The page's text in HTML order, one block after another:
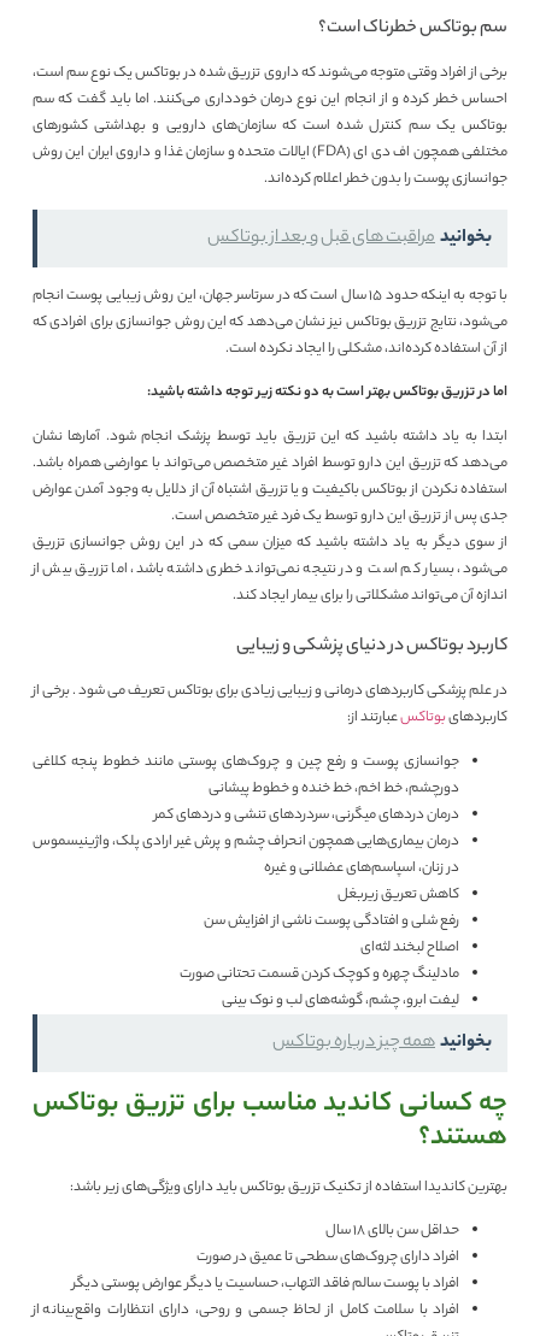
سم بوتاکس خطرناک است؟
برخی از افراد وقتی متوجه می‌شوند که داروی تزریق شده در بوتاکس یک نوع سم است،
احساس خطر کرده و از انجام این نوع درمان خودداری می‌کنند. اما باید گفت که سم
بوتاکس یک سم کنترل شده است که سازمان‌های دارویی و بهداشتی کشورهای
مختلفی همچون اف دی ای (FDA) ایالات متحده و سازمان غذا و داروی ایران این روش
جوانسازی پوست را بدون خطر اعلام کرده‌اند.
بخوانیدمراقبت های قبل و بعد از بوتاکس
با توجه به اینکه حدود 15 سال است که در سرتاسر جهان، این روش زیبایی پوست انجام
می‌شود، نتایج تزریق بوتاکس نیز نشان می‌دهد که این روش جوانسازی برای افرادی که
از آن استفاده کرده‌اند، مشکلی را ایجاد نکرده است.
اما در تزریق بوتاکس بهتر است به دو نکته زیر توجه داشته باشید:
ابتدا به یاد داشته باشید که این تزریق باید توسط پزشک انجام شود. آمارها نشان
می‌دهد که تزریق این دارو توسط افراد غیر متخصص می‌تواند با عوارضی همراه باشد.
استفاده نکردن از بوتاکس باکیفیت و یا تزریق اشتباه آن از دلایل به وجود آمدن عوارض
جدی پس از تزریق این دارو توسط یک فرد غیر متخصص است.
از سوی دیگر به یاد داشته باشید که میزان سمی که در این روش جوانسازی تزریق
می‌شود، بسیار کم است و در نتیجه نمی‌تواند خطری داشته باشد، اما تزریق بیش از
اندازه آن می‌تواند مشکلاتی را برای بیمار ایجاد کند.
کاربرد بوتاکس در دنیای پزشکی و زیبایی
در علم پزشکی کاربردهای درمانی و زیبایی زیادی برای بوتاکس تعریف می شود . برخی از
کاربردهایبوتاکسعبارتند از:
جوانسازی پوست و رفع چین و چروک‎‌های پوستی مانند خطوط پنجه‎ کلاغی
دورچشم، خط اخم، خط خنده و خطوط پیشانی
درمان دردهای میگرنی، سردردهای تنشی و دردهای کمر
درمان بیماری‎‌هایی همچون انحراف چشم و پرش غیر ارادی پلک، واژینیسموس
در زنان، اسپاسم‎‌های عضلانی و غیره
کاهش تعریق زیربغل
رفع شلی و افتادگی پوست ناشی ‎از افزایش سن
اصلاح لبخند لثه‌‎ای
مادلینگ چهره و کوچک کردن قسمت تحتانی صورت
لیفت ابرو، چشم، گوشه‎‌های لب و نوک بینی
بخوانیدهمه چیز درباره بوتاکس
چه کسانی کاندید مناسب برای تزریق بوتاکس
هستند؟
بهترین کاندیدا استفاده از تکنیک تزریق بوتاکس باید دارای ویژگی‎‌های زیر باشد:
حداقل سن بالای 18 سال
افراد دارای چروک‎‌های سطحی تا عمیق در صورت
افراد با پوست سالم فاقد التهاب، حساسیت یا دیگر عوارض پوستی دیگر
افراد با سلامت کامل از لحاظ جسمی و روحی، دارای انتظارات واقع‌‎بینانه از